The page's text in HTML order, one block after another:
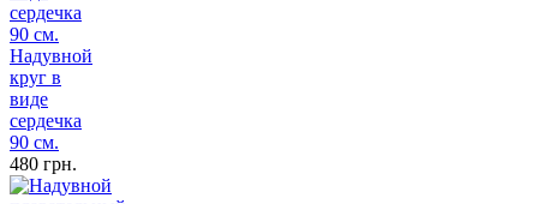
Надувной
круг в
виде
сердечка
90 см.
480 грн.